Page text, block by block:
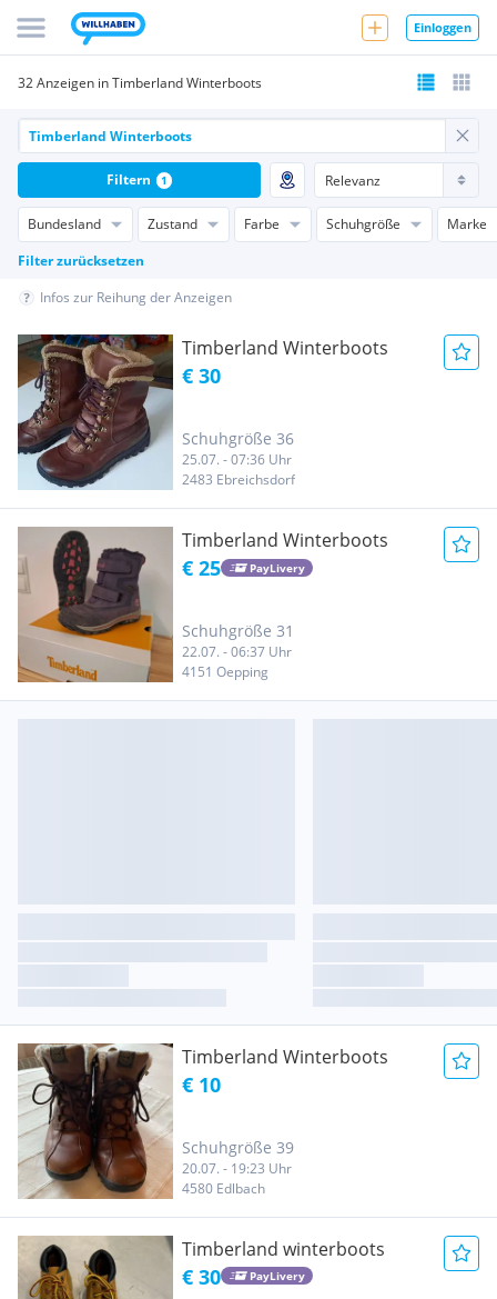
Einloggen
32 Anzeigen in Timberland Winterboots
Bundesland Zustand Farbe Schuhgröße
Marke
Filter zurücksetzen
Filtern 1
Infos zur Reihung der Anzeigen
Timberland Winterboots
€ 30
Schuhgröße 36
25.07. - 07:36 Uhr
2483 Ebreichsdorf
Timberland Winterboots
€ 25 PayLivery
Schuhgröße 31
22.07. - 06:37 Uhr
4151 Oepping
Timberland Winterboots
€ 10
Schuhgröße 39
20.07. - 19:23 Uhr
4580 Edlbach
Timberland winterboots
€ 30 PayLivery